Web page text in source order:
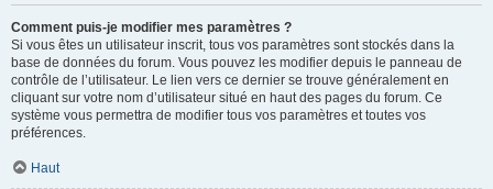
Comment puis-je modifier mes paramètres ?
Si vous êtes un utilisateur inscrit, tous vos paramètres sont stockés dans la
base de données du forum. Vous pouvez les modifier depuis le panneau de
contrôle de l’utilisateur. Le lien vers ce dernier se trouve généralement en
cliquant sur votre nom d’utilisateur situé en haut des pages du forum. Ce
système vous permettra de modifier tous vos paramètres et toutes vos
préférences.
Haut